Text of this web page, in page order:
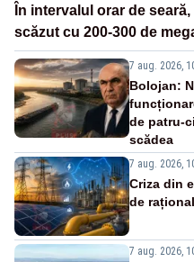
În intervalul orar de
scăzut cu 200-300 de
7 aug. 2026,
Bolojan:
de patru-
scădea
7 aug. 2026,
Criza din
de
7 aug. 2026,